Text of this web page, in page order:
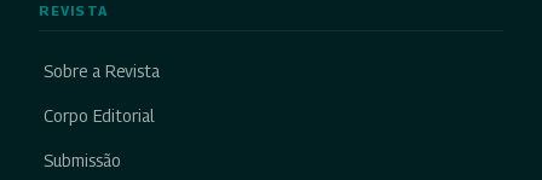
REVISTA
Sobre a Revista
Corpo Editorial
Submissão